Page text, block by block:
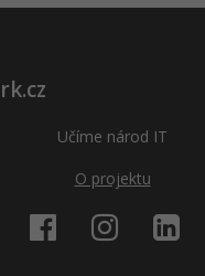
Učíme národ IT
O projektu